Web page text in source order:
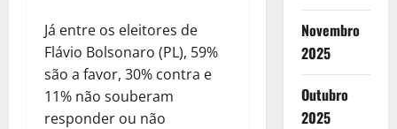
Já entre os eleitores de
Flávio Bolsonaro (PL), 59%
são a favor, 30% contra e
11% não souberam
responder ou não
Novembro
2025
Outubro
2025